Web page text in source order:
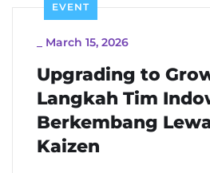
EVENT
March 15, 2026
Upgrading to
Langkah Tim
Berkembang
Kaizen